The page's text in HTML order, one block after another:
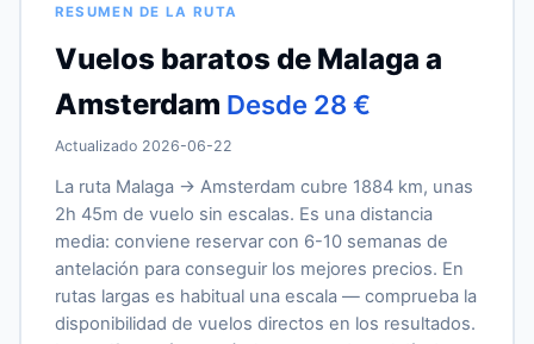
RESUMEN DE LA RUTA
Vuelos baratos de Malaga a
Amsterdam Desde 28 €
Actualizado 2026-06-22
La ruta Malaga → Amsterdam cubre 1884 km, unas
2h 45m de vuelo sin escalas. Es una distancia
media: conviene reservar con 6-10 semanas de
antelación para conseguir los mejores precios. En
rutas largas es habitual una escala — comprueba la
disponibilidad de vuelos directos en los resultados.